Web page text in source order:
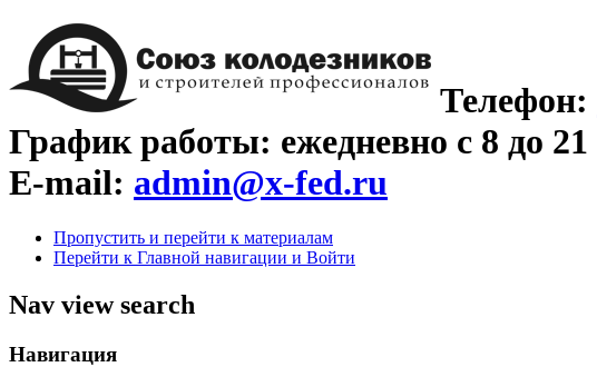
Телефон:
График работы: ежедневно с 8 до 21
E-mail: admin@x-fed.ru
Пропустить и перейти к материалам
Перейти к Главной навигации и Войти
Nav view search
Навигация